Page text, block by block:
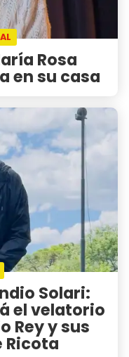
Rosa
en su casa
Solari:
el velatorio
Rey y sus
Ricota